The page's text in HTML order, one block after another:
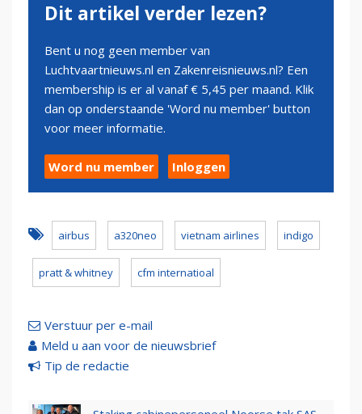
Dit artikel verder lezen?
Bent u nog geen member van
Luchtvaartnieuws.nl en Zakenreisnieuws.nl? Een
membership is er al vanaf € 5,45 per maand. Klik
dan op onderstaande 'Word nu member' button
voor meer informatie.
Word nu member Inloggen
airbus a320neo vietnam airlines indigo
pratt & whitney cfm internatioal
Verstuur per e-mail
Meld u aan voor de nieuwsbrief
Tip de redactie